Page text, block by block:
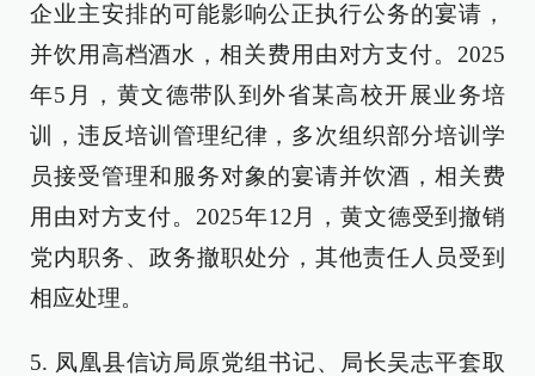
企业主安排的可能影响公正执行公务的宴请，
并饮用高档酒水，相关费用由对方支付。2025
年5月，黄文德带队到外省某高校开展业务培
训，违反培训管理纪律，多次组织部分培训学
员接受管理和服务对象的宴请并饮酒，相关费
用由对方支付。2025年12月，黄文德受到撤销
党内职务、政务撤职处分，其他责任人员受到
相应处理。
5. 凤凰县信访局原党组书记、局长吴志平套取